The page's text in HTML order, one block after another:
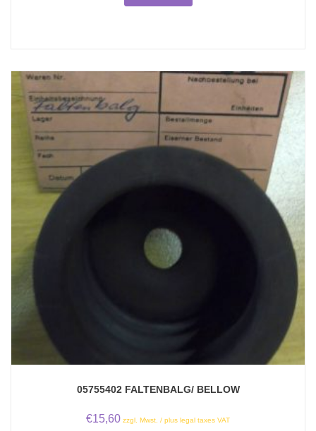
05755402 FALTENBALG/ BELLOW
€15,60 zzgl. Mwst. / plus legal taxes VAT